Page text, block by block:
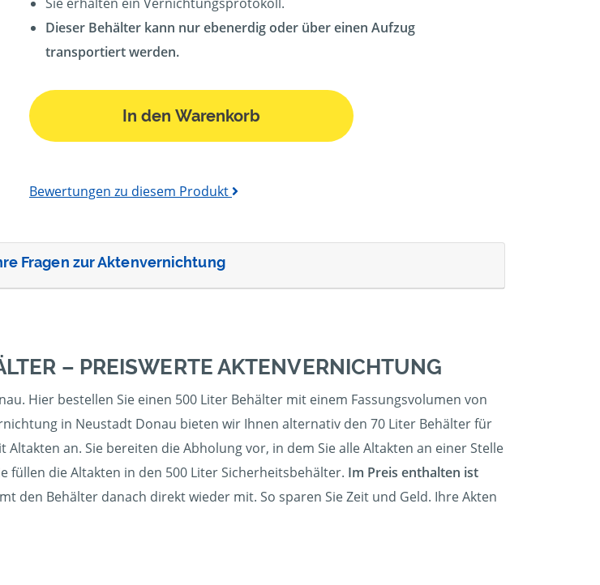
Dieser Behälter kann nur ebenerdig oder über einen Aufzug
transportiert werden.
In den Warenkorb
Bewertungen zu diesem Produkt
Fragen zur Aktenvernichtung
– PREISWERTE AKTENVERNICHTUNG
Hier bestellen Sie einen 500 Liter Behälter mit einem Fassungsvolumen von
in Neustadt Donau bieten wir Ihnen alternativ den 70 Liter Behälter für
an. Sie bereiten die Abholung vor, in dem Sie alle Altakten an einer Stelle
füllen die Altakten in den 500 Liter Sicherheitsbehälter. Im Preis enthalten ist
den Behälter danach direkt wieder mit. So sparen Sie Zeit und Geld. Ihre Akten